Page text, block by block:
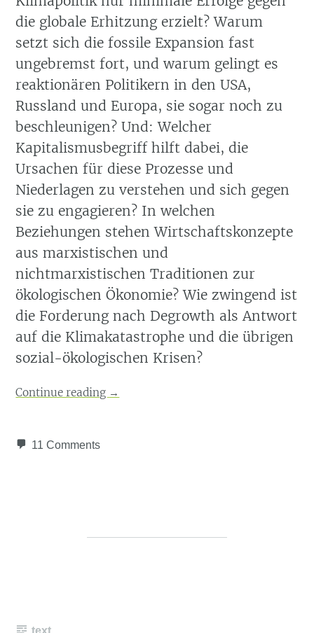
die globale Erhitzung erzielt? Warum
setzt sich die fossile Expansion fast
ungebremst fort, und warum gelingt es
reaktionären Politikern in den USA,
Russland und Europa, sie sogar noch zu
beschleunigen? Und: Welcher
Kapitalismusbegriff hilft dabei, die
Ursachen für diese Prozesse und
Niederlagen zu verstehen und sich gegen
sie zu engagieren? In welchen
Beziehungen stehen Wirtschaftskonzepte
aus marxistischen und
nichtmarxistischen Traditionen zur
ökologischen Ökonomie? Wie zwingend ist
die Forderung nach Degrowth als Antwort
auf die Klimakatastrophe und die übrigen
sozial-ökologischen Krisen?
Continue reading →
11 Comments